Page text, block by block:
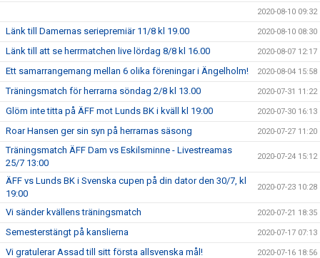
2020-08-10 09:32
Länk till Damernas seriepremiär 11/8 kl 19.00 2020-08-10 08:30
Länk till att se herrmatchen live lördag 8/8 kl 16.00 2020-08-07 12:17
Ett samarrangemang mellan 6 olika föreningar i Ängelholm! 2020-08-04 15:58
Träningsmatch för herrarna söndag 2/8 kl 13.00 2020-07-31 11:22
Glöm inte titta på ÄFF mot Lunds BK i kväll kl 19:00 2020-07-30 16:13
Roar Hansen ger sin syn på herrarnas säsong 2020-07-27 11:20
Träningsmatch ÄFF Dam vs Eskilsminne - Livestreamas
25/7 13:00
2020-07-24 15:12
ÄFF vs Lunds BK i Svenska cupen på din dator den 30/7, kl
19:00
2020-07-23 10:28
Vi sänder kvällens träningsmatch 2020-07-21 18:35
Semesterstängt på kanslierna 2020-07-17 07:13
Vi gratulerar Assad till sitt första allsvenska mål! 2020-07-16 18:56